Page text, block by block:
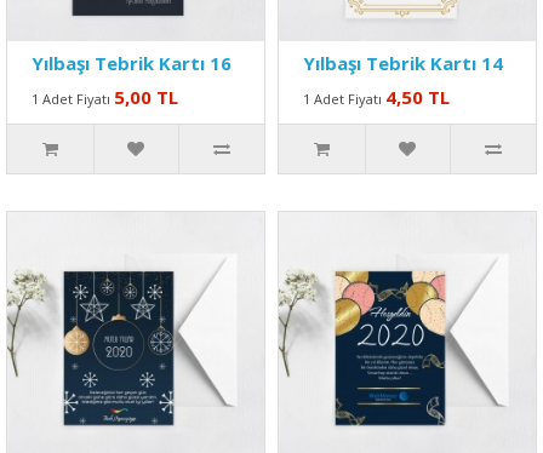
Yılbaşı Tebrik Kartı 16
1 Adet Fiyatı 5,00 TL
Yılbaşı Tebrik Kartı 14
1 Adet Fiyatı 4,50 TL